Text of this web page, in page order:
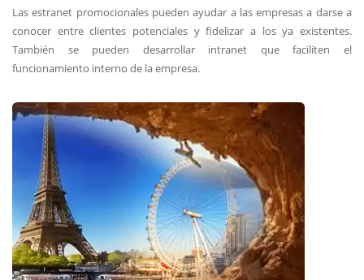
Las estranet promocionales pueden ayudar a las empresas a darse a
conocer entre clientes potenciales y fidelizar a los ya existentes.
También se pueden desarrollar intranet que faciliten el
funcionamiento interno de la empresa.